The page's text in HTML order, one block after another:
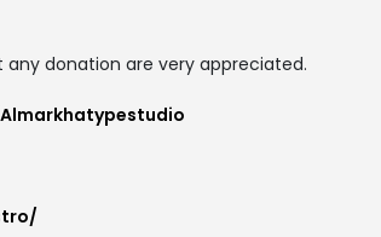
any donation are very appreciated.